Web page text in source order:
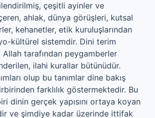
çeşitli ayinler ve
ahlak, dünya görüşleri, kutsal
kehanetler, etik kuruluşlarından
kültürel sistemdir. Dini terim
tarafından peygamberler
ilahi kurallar bütünüdür.
olup bu tanımlar dine bakış
farklılık göstermektedir. Bu
dinin gerçek yapısını ortaya koyan
ve şimdiye kadar üzerinde ittifak